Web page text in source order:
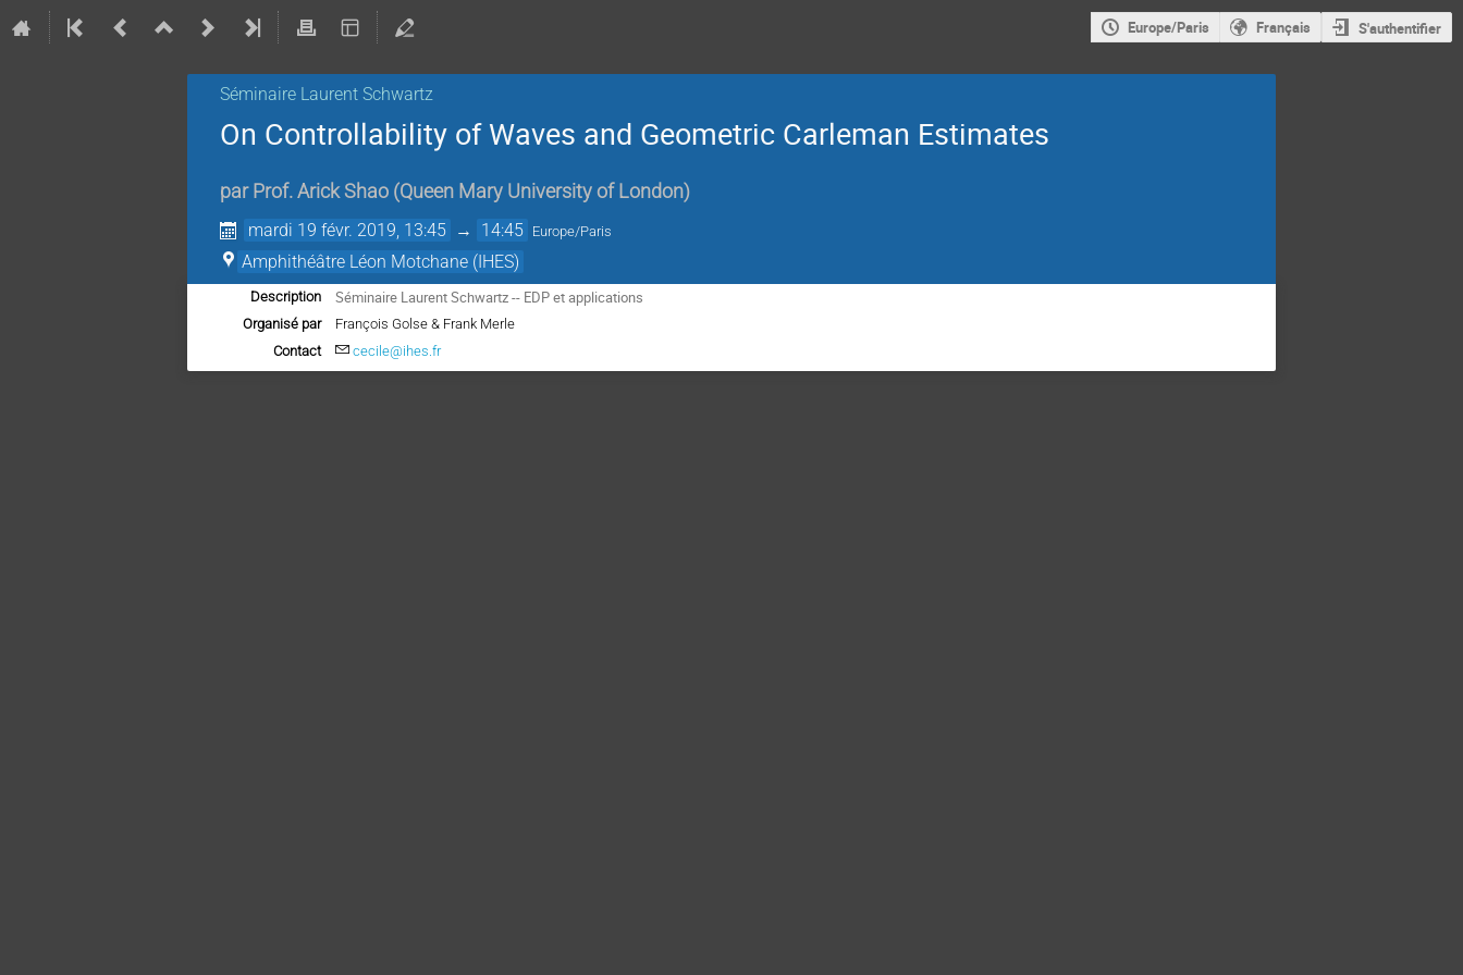
Europe/Paris Français S'authentifier
Séminaire Laurent Schwartz
On Controllability of Waves and Geometric Carleman Estimates
par Prof. Arick Shao (Queen Mary University of London)
mardi 19 févr. 2019, 13:45 → 14:45 Europe/Paris
Amphithéâtre Léon Motchane (IHES)
Description Séminaire Laurent Schwartz -- EDP et applications
Organisé par
François Golse & Frank Merle
Contact
cecile@ihes.fr